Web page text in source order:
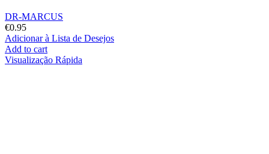
DR-MARCUS
€0.95
Adicionar à Lista de Desejos
Add to cart
Visualização Rápida